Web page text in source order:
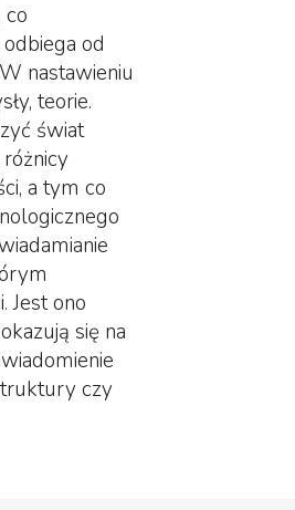
co
od
nastawieniu
teorie.
świat
a tym co
Jest ono
się na
czy